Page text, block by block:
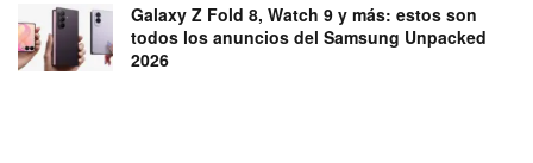
Galaxy Z Fold 8, Watch 9 y más: estos son
todos los anuncios del Samsung Unpacked
2026